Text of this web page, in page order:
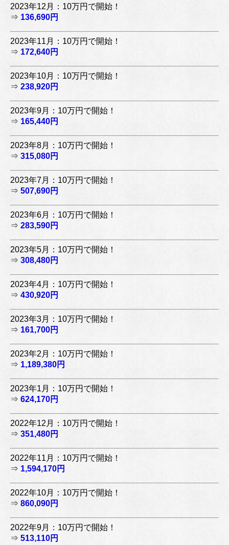
2023年12月：10万円で開始！
⇒ 136,690円
2023年11月：10万円で開始！
⇒ 172,640円
2023年10月：10万円で開始！
⇒ 238,920円
2023年9月：10万円で開始！
⇒ 165,440円
2023年8月：10万円で開始！
⇒ 315,080円
2023年7月：10万円で開始！
⇒ 507,690円
2023年6月：10万円で開始！
⇒ 283,590円
2023年5月：10万円で開始！
⇒ 308,480円
2023年4月：10万円で開始！
⇒ 430,920円
2023年3月：10万円で開始！
⇒ 161,700円
2023年2月：10万円で開始！
⇒ 1,189,380円
2023年1月：10万円で開始！
⇒ 624,170円
2022年12月：10万円で開始！
⇒ 351,480円
2022年11月：10万円で開始！
⇒ 1,594,170円
2022年10月：10万円で開始！
⇒ 860,090円
2022年9月：10万円で開始！
⇒ 513,110円